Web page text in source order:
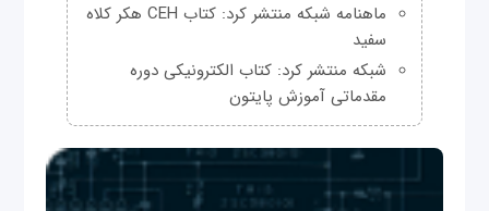
ماهنامه شبکه منتشر کرد: کتاب CEH هکر کلاه
سفید
شبکه منتشر کرد: کتاب الکترونیکی دوره
مقدماتی آموزش پایتون